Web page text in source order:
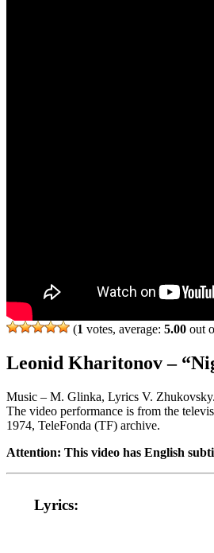
(1 votes, average: 5.00 out
Leonid Kharitonov –
Music – M. Glinka, Lyrics V. Zhukovsky.
The video performance is from the
1974, TeleFonda (TF) archive.
Attention: This video has English
Lyrics: